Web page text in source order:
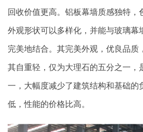
回收价值更高。铝板幕墙质感独特，
外观形状可以多样化，并能与玻璃幕
完美地结合。其完美外观，优良品质
其自重轻，仅为大理石的五分之一，
一，大幅度减少了建筑结构和基础的
低，性能的价格比高。